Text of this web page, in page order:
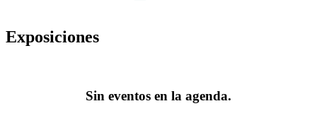
Exposiciones
Sin eventos en la agenda.